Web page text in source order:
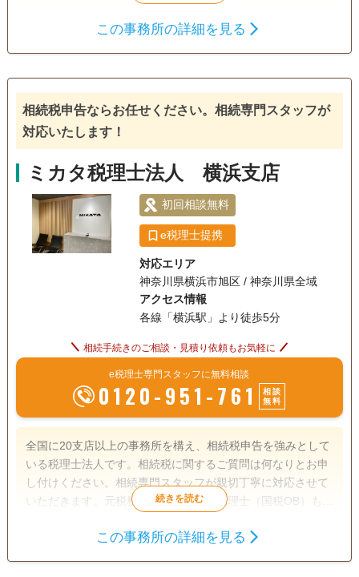
案させていただきます。 【対応地域】 東京都・神奈川県
生前贈与
電話相談可 訪問可 土日相談可 18時以降相談可
オンライン面談可
この事務所の詳細を見る
相続税申告ならお任せください。相続専門スタッフが
対応いたします！
ミカタ税理士法人 横浜支店
初回相談無料
e税理士提携
対応エリア
神奈川県横浜市旭区 / 神奈川県全域
アクセス情報
各線「横浜駅」より徒歩5分
相続手続きのご相談・見積り依頼もお気軽に
e税理士専門スタッフに無料相談
0120-951-761
相談
無料
全国に20支店以上の事務所を構え、相続税申告を強みとして
いる税理士法人です。相続税に関するご質問は何なりとお申
し付けください。相続専門スタッフが親切丁寧に対応させて
いただきます。元税務署職員であった税理士（国税OB）も多
相続税申告
この事務所の詳細を見る